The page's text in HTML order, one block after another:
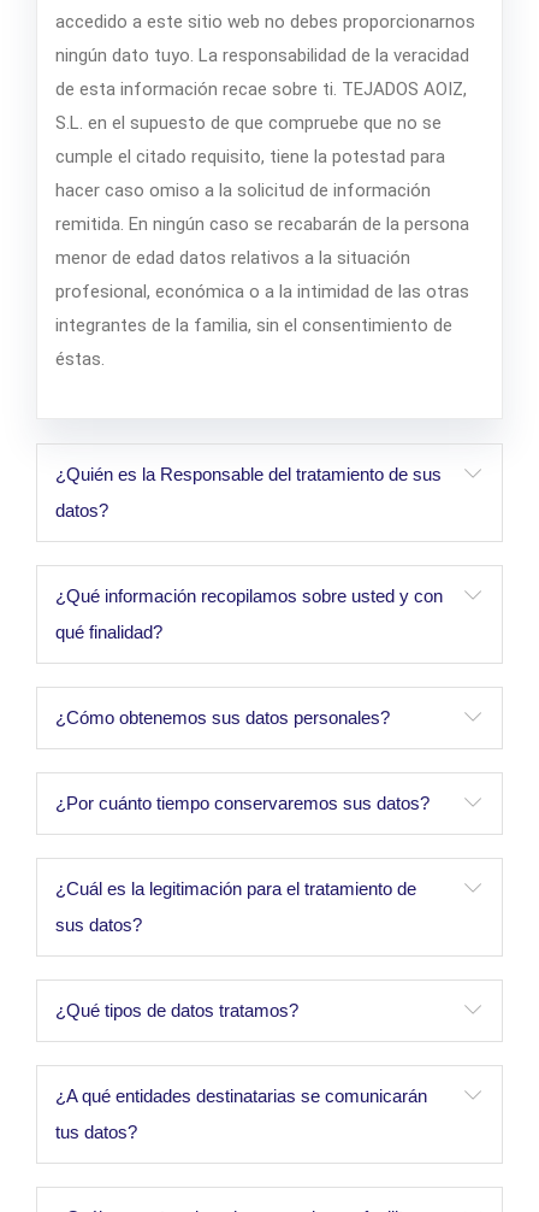
accedido a este sitio web no debes proporcionarnos
ningún dato tuyo. La responsabilidad de la veracidad
de esta información recae sobre ti. TEJADOS AOIZ,
S.L. en el supuesto de que compruebe que no se
cumple el citado requisito, tiene la potestad para
hacer caso omiso a la solicitud de información
remitida. En ningún caso se recabarán de la persona
menor de edad datos relativos a la situación
profesional, económica o a la intimidad de las otras
integrantes de la familia, sin el consentimiento de
éstas.
¿Quién es la Responsable del tratamiento de sus
datos?
¿Qué información recopilamos sobre usted y con
qué finalidad?
¿Cómo obtenemos sus datos personales?
¿Por cuánto tiempo conservaremos sus datos?
¿Cuál es la legitimación para el tratamiento de
sus datos?
¿Qué tipos de datos tratamos?
¿A qué entidades destinatarias se comunicarán
tus datos?